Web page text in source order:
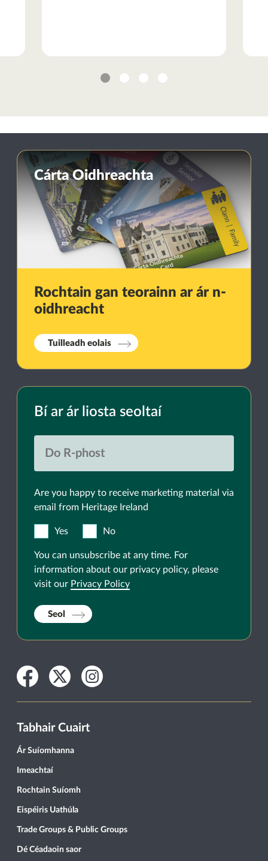
2 3 4
Cárta Oidhreachta
Rochtain gan teorainn ar ár n-
oidhreacht
Tuilleadh eolais
Bí ar ár liosta seoltaí
Are you happy to receive marketing material via
email from Heritage Ireland
Yes No
You can unsubscribe at any time. For
information about our privacy policy, please
visit our Privacy Policy
Seol
Facebook
TwitterInstagram
Tabhair Cuairt
Ár Suíomhanna
Imeachtaí
Rochtain Suíomh
Eispéiris Uathúla
Trade Groups & Public Groups
Dé Céadaoin saor